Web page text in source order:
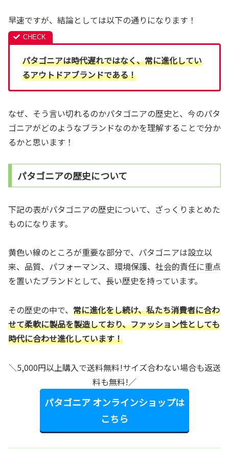
早速ですが、結論としては以下の通りになります！
パタゴニアは時代遅れではなく、常に進化してい
るアウトドアブランドである！
なぜ、そう言い切れるのかパタゴニアの歴史と、今のパタ
ゴニアがどのようなブランドなのかを理解することで分か
るかと思います！
パタゴニアの歴史について
下記の表がパタゴニアの歴史について、ざっくりまとめた
ものになります。
黄色い線のところが重要な部分で、パタゴニアは設立以
来、品質、パフォーマンス、環境保護、社会的責任に重点
を置いたブランドとして、長い歴史を持っています。
その歴史の中で、 常に進化をし続け、私たち消費者に合わ
せて柔軟に製品を製造しており、ファッション性としても
時代に合わせ進化しています！
＼5,000円以上購入で送料無料!サイズ合わない場合も返送
料も無料!／
パタゴニア オンラインショップは
こちら